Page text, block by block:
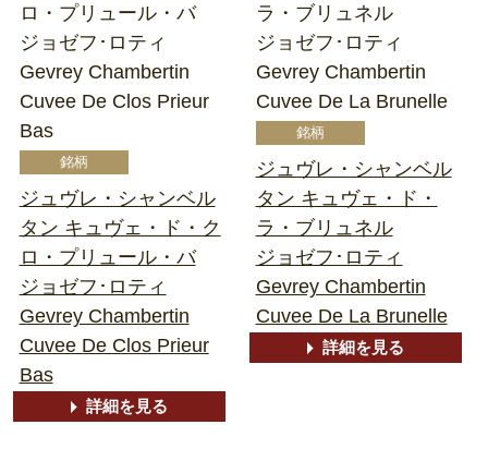
ロ・プリュール・バ
ジョゼフ･ロティ
Gevrey Chambertin
Cuvee De Clos Prieur
Bas
ジュヴレ・シャンベル
タン キュヴェ・ド・ク
ロ・プリュール・バ
ジョゼフ･ロティ
Gevrey Chambertin
Cuvee De Clos Prieur
Bas
詳細を見る
ラ・ブリュネル
ジョゼフ･ロティ
Gevrey Chambertin
Cuvee De La Brunelle
ジュヴレ・シャンベル
タン キュヴェ・ド・
ラ・ブリュネル
ジョゼフ･ロティ
Gevrey Chambertin
Cuvee De La Brunelle
詳細を見る